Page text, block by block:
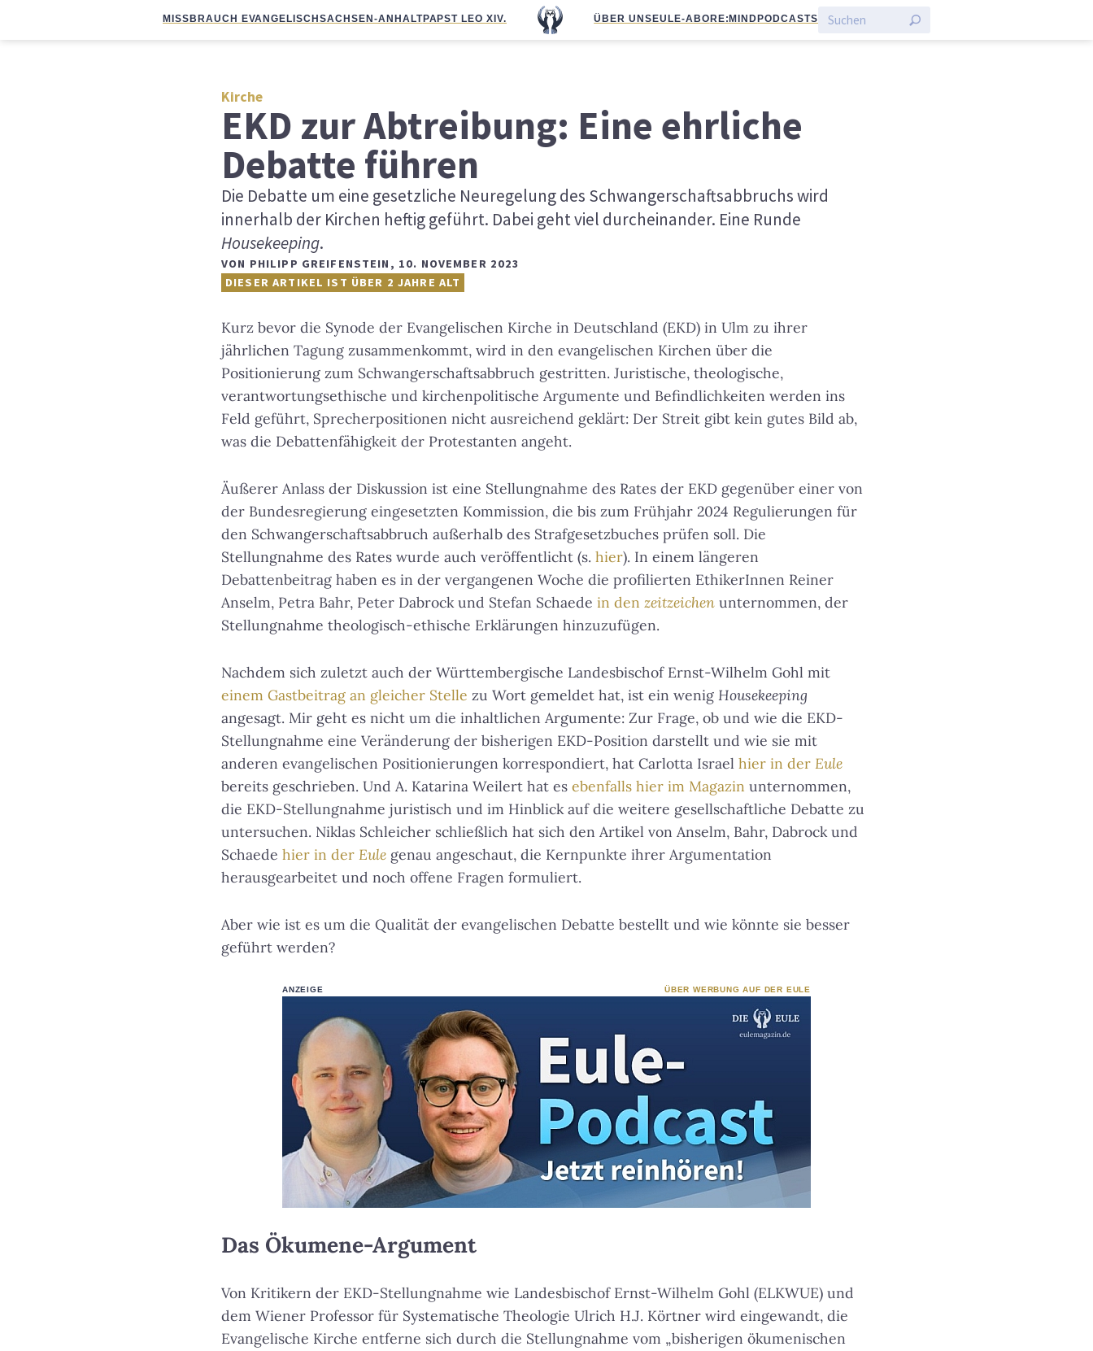
MISSBRAUCH EVANGELISCHSACHSEN-ANHALTPAPST LEO XIV. ÜBER UNS EULE-ABO RE:MIND PODCASTS
Kirche
EKD zur Abtreibung: Eine ehrliche
Debatte führen
Die Debatte um eine gesetzliche Neuregelung des Schwangerschaftsabbruchs wird
innerhalb der Kirchen heftig geführt. Dabei geht viel durcheinander. Eine Runde
Housekeeping.
VON PHILIPP GREIFENSTEIN , 10. NOVEMBER 2023
DIESER ARTIKEL IST ÜBER 2 JAHRE ALT
Kurz bevor die Synode der Evangelischen Kirche in Deutschland (EKD) in Ulm zu ihrer
jährlichen Tagung zusammenkommt, wird in den evangelischen Kirchen über die
Positionierung zum Schwangerschaftsabbruch gestritten. Juristische, theologische,
verantwortungsethische und kirchenpolitische Argumente und Befindlichkeiten werden ins
Feld geführt, Sprecherpositionen nicht ausreichend geklärt: Der Streit gibt kein gutes Bild ab,
was die Debattenfähigkeit der Protestanten angeht.
Äußerer Anlass der Diskussion ist eine Stellungnahme des Rates der EKD gegenüber einer von
der Bundesregierung eingesetzten Kommission, die bis zum Frühjahr 2024 Regulierungen für
den Schwangerschaftsabbruch außerhalb des Strafgesetzbuches prüfen soll. Die
Stellungnahme des Rates wurde auch veröffentlicht (s. hier). In einem längeren
Debattenbeitrag haben es in der vergangenen Woche die profilierten EthikerInnen Reiner
Anselm, Petra Bahr, Peter Dabrock und Stefan Schaede in den zeitzeichen unternommen, der
Stellungnahme theologisch-ethische Erklärungen hinzuzufügen.
Nachdem sich zuletzt auch der Württembergische Landesbischof Ernst-Wilhelm Gohl mit
einem Gastbeitrag an gleicher Stelle zu Wort gemeldet hat, ist ein wenig Housekeeping
angesagt. Mir geht es nicht um die inhaltlichen Argumente: Zur Frage, ob und wie die EKD-
Stellungnahme eine Veränderung der bisherigen EKD-Position darstellt und wie sie mit
anderen evangelischen Positionierungen korrespondiert, hat Carlotta Israel hier in der Eule
bereits geschrieben. Und A. Katarina Weilert hat es ebenfalls hier im Magazin unternommen,
die EKD-Stellungnahme juristisch und im Hinblick auf die weitere gesellschaftliche Debatte zu
untersuchen. Niklas Schleicher schließlich hat sich den Artikel von Anselm, Bahr, Dabrock und
Schaede hier in der Eule genau angeschaut, die Kernpunkte ihrer Argumentation
herausgearbeitet und noch offene Fragen formuliert.
Aber wie ist es um die Qualität der evangelischen Debatte bestellt und wie könnte sie besser
geführt werden?
ANZEIGE ÜBER WERBUNG AUF DER EULE
Das Ökumene-Argument
Von Kritikern der EKD-Stellungnahme wie Landesbischof Ernst-Wilhelm Gohl (ELKWUE) und
dem Wiener Professor für Systematische Theologie Ulrich H.J. Körtner wird eingewandt, die
Evangelische Kirche entferne sich durch die Stellungnahme vom „bisherigen ökumenischen